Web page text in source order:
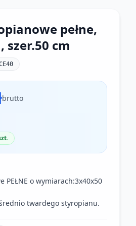
pełne,
szer.50 cm
brutto
PEŁNE o wymiarach:3x40x50
twardego styropianu.